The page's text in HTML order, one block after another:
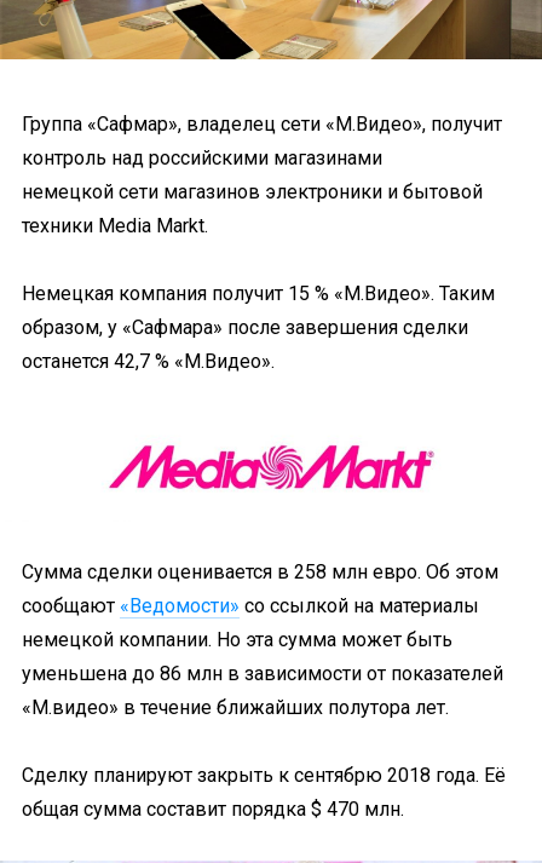
Группа «Сафмар», владелец сети «М.Видео», получит
контроль над российскими магазинами
немецкой сети магазинов электроники и бытовой
техники Media Markt.
Немецкая компания получит 15 % «М.Видео». Таким
образом, у «Сафмара» после завершения сделки
останется 42,7 % «М.Видео».
Сумма сделки оценивается в 258 млн евро. Об этом
сообщают «Ведомости» со ссылкой на материалы
немецкой компании. Но эта сумма может быть
уменьшена до 86 млн в зависимости от показателей
«М.видео» в течение ближайших полутора лет.
Сделку планируют закрыть к сентябрю 2018 года. Её
общая сумма составит порядка $ 470 млн.